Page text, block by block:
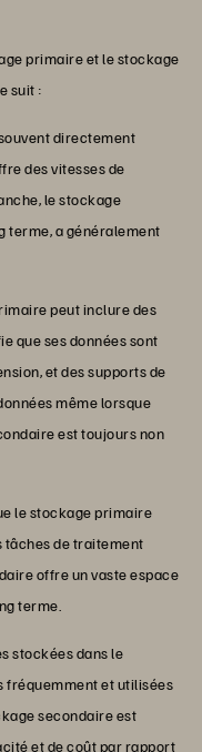
primaire et le stockage
suit :
directement
des vitesses de
le stockage
terme, a généralement
peut inclure des
que ses données sont
et des supports de
même lorsque
est toujours non
le stockage primaire
de traitement
offre un vaste espace
terme.
stockées dans le
fréquemment et utilisées
secondaire est
et de coût par rapport